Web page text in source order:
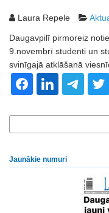
Laura Repele
Daugavpilī pirmoreiz
9.novembrī studenti un
svinīgajā atklāšanā
Jaunākie numuri